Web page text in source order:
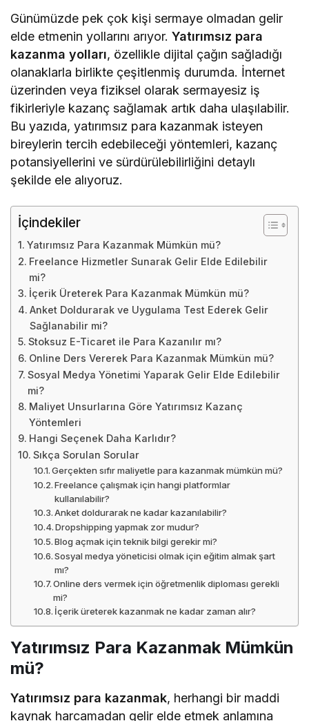
Günümüzde pek çok kişi sermaye olmadan gelir
elde etmenin yollarını arıyor.Yatırımsız para
kazanma yolları, özellikle dijital çağın sağladığı
olanaklarla birlikte çeşitlenmiş durumda. İnternet
üzerinden veya fiziksel olarak sermayesiz iş
fikirleriyle kazanç sağlamak artık daha ulaşılabilir.
Bu yazıda, yatırımsız para kazanmak isteyen
bireylerin tercih edebileceği yöntemleri, kazanç
potansiyellerini ve sürdürülebilirliğini detaylı
şekilde ele alıyoruz.
İçindekiler
Yatırımsız Para Kazanmak Mümkün mü?
Freelance Hizmetler Sunarak Gelir Elde Edilebilir
mi?
İçerik Üreterek Para Kazanmak Mümkün mü?
Anket Doldurarak ve Uygulama Test Ederek Gelir
Sağlanabilir mi?
Stoksuz E-Ticaret ile Para Kazanılır mı?
Online Ders Vererek Para Kazanmak Mümkün mü?
Sosyal Medya Yönetimi Yaparak Gelir Elde Edilebilir
mi?
Maliyet Unsurlarına Göre Yatırımsız Kazanç
Yöntemleri
Hangi Seçenek Daha Karlıdır?
Sıkça Sorulan Sorular
Gerçekten sıfır maliyetle para kazanmak mümkün mü?
Freelance çalışmak için hangi platformlar
kullanılabilir?
Anket doldurarak ne kadar kazanılabilir?
Dropshipping yapmak zor mudur?
Blog açmak için teknik bilgi gerekir mi?
Sosyal medya yöneticisi olmak için eğitim almak şart
mı?
Online ders vermek için öğretmenlik diploması gerekli
mi?
İçerik üreterek kazanmak ne kadar zaman alır?
Yatırımsız Para Kazanmak Mümkün
mü?
Yatırımsız para kazanmak, herhangi bir maddi
kaynak harcamadan gelir elde etmek anlamına